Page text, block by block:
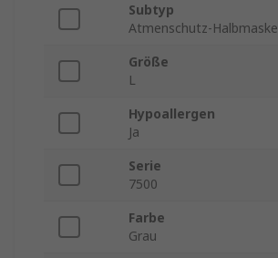
Subtyp
Atmenschutz-Halbmaske
Größe
L
Hypoallergen
Ja
Serie
7500
Farbe
Grau